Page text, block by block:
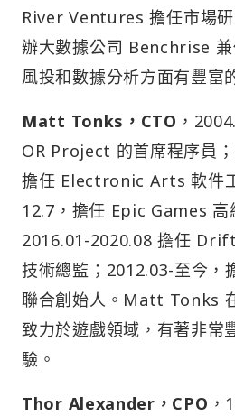
River Ventures 擔任市場
辦大數據公司 Benchrise
風投和數據分析方面有豐富
Matt Tonks，CTO ，
OR Project 的首席程序員
擔任 Electronic Arts 軟件
12.7，擔任 Epic Games 高
2016.01-2020.08 擔任
技術總監；2012.03-至今
聯合創始人。Matt Tonks
致力於遊戲領域，有著非常
驗。
Thor Alexander，CPO